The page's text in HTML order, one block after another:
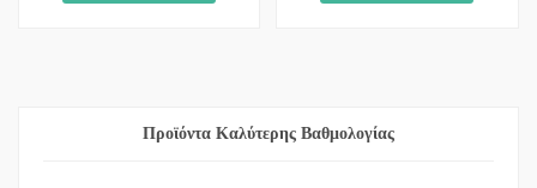
Προϊόντα Καλύτερης Βαθμολογίας